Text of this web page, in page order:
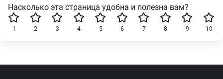
Насколько эта страница удобна и полезна вам?
10
9
8
7
6
5
4
3
2
1